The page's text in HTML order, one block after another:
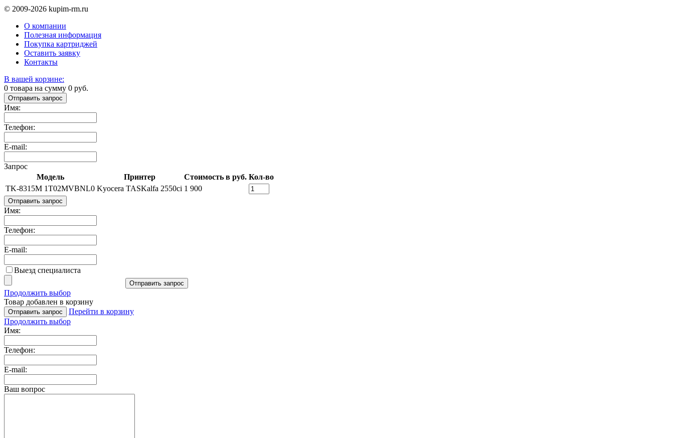
© 2009-2026 kupim-rm.ru
О компании
Полезная информация
Покупка картриджей
Оставить заявку
Контакты
В вашей корзине:
0 товара на сумму 0 руб.
Отправить запрос
Имя:
Телефон:
E-mail:
Запрос
Модель
Принтер Стоимость в руб. Кол-во
TK-8315M 1T02MVBNL0 Kyocera TASKalfa 2550ci 1 900
Отправить запрос
Имя:
Телефон:
E-mail:
Выезд специалиста
Отправить запрос
Продолжить выбор
Товар добавлен в корзину
Отправить запрос
Перейти в корзину
Продолжить выбор
Имя:
Телефон:
E-mail:
Ваш вопрос